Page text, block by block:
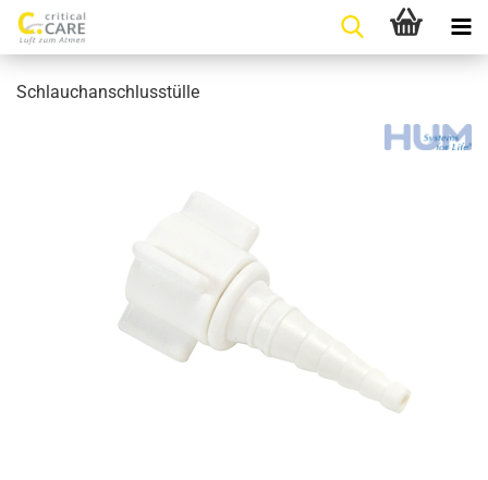
Schlauchanschlusstülle